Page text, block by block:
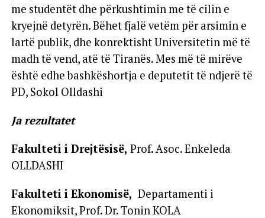
me studentët dhe përkushtimin me të cilin e
kryejnë detyrën. Bëhet fjalë vetëm për arsimin e
lartë publik, dhe konrektisht Universitetin më të
madh të vend, atë të Tiranës. Mes më të mirëve
është edhe bashkëshortja e deputetit të ndjerë të
PD, Sokol Olldashi
Ja rezultatet
Fakulteti i Drejtësisë, Prof. Asoc. Enkeleda
OLLDASHI
Fakulteti i Ekonomisë, Departamenti i
Ekonomiksit, Prof. Dr. Tonin KOLA